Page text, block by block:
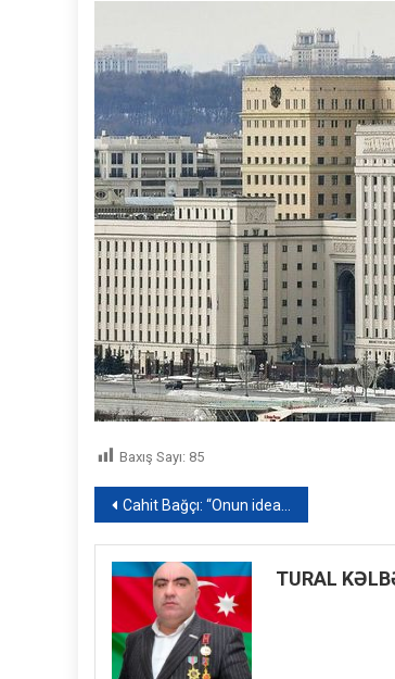
Baxış Sayı: 85
Yazı
naviqasiyası
Cahit Bağçı: “Onun idealları, türk millətinin övladları ilə yaşayacaq”
TURAL